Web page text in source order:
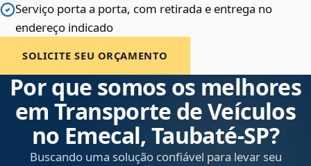
Serviço porta a porta, com retirada e entrega no
endereço indicado
SOLICITE SEU ORÇAMENTO
Por que somos os melhores
em Transporte de Veículos
no Emecal, Taubaté‑SP?
Buscando uma solução confiável para levar seu